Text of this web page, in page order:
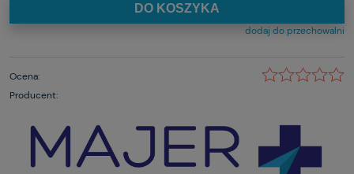
DO KOSZYKA
dodaj do przechowalni
Ocena:
Producent: